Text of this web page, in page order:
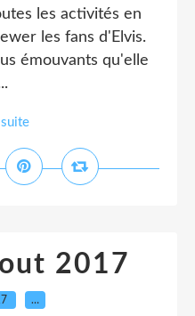
les activités en
les fans d'Elvis.
émouvants qu'elle
suite
2017
…